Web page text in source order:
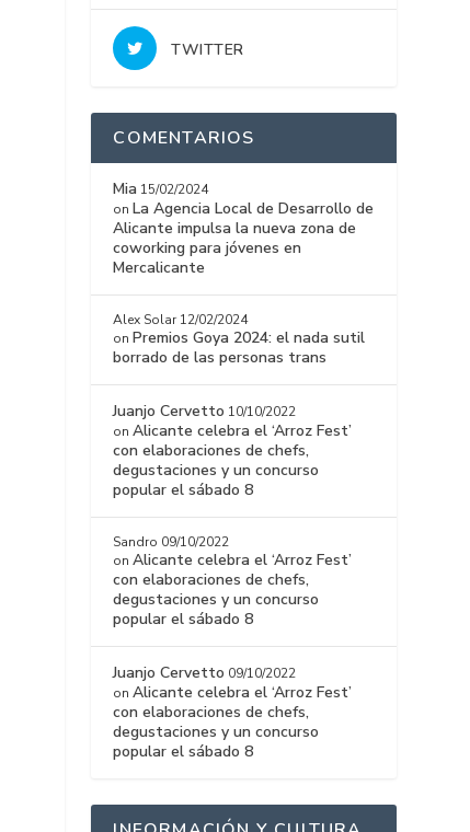
TWITTER
COMENTARIOS
Mia 15/02/2024
on La Agencia Local de Desarrollo de
Alicante impulsa la nueva zona de
coworking para jóvenes en
Mercalicante
Alex Solar 12/02/2024
on Premios Goya 2024: el nada sutil
borrado de las personas trans
Juanjo Cervetto 10/10/2022
onAlicante celebra el ‘Arroz Fest’
con elaboraciones de chefs,
degustaciones y un concurso
popular el sábado 8
Sandro 09/10/2022
onAlicante celebra el ‘Arroz Fest’
con elaboraciones de chefs,
degustaciones y un concurso
popular el sábado 8
Juanjo Cervetto 09/10/2022
onAlicante celebra el ‘Arroz Fest’
con elaboraciones de chefs,
degustaciones y un concurso
popular el sábado 8